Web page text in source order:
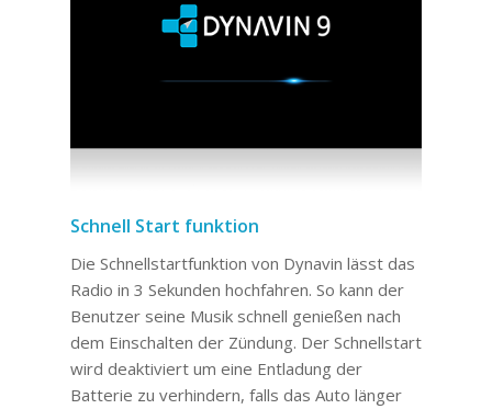
Schnell Start funktion
Die Schnellstartfunktion von Dynavin lässt das
Radio in 3 Sekunden hochfahren. So kann der
Benutzer seine Musik schnell genießen nach
dem Einschalten der Zündung. Der Schnellstart
wird deaktiviert um eine Entladung der
Batterie zu verhindern, falls das Auto länger